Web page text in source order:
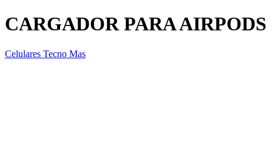
CARGADOR PARA
Celulares Tecno Mas